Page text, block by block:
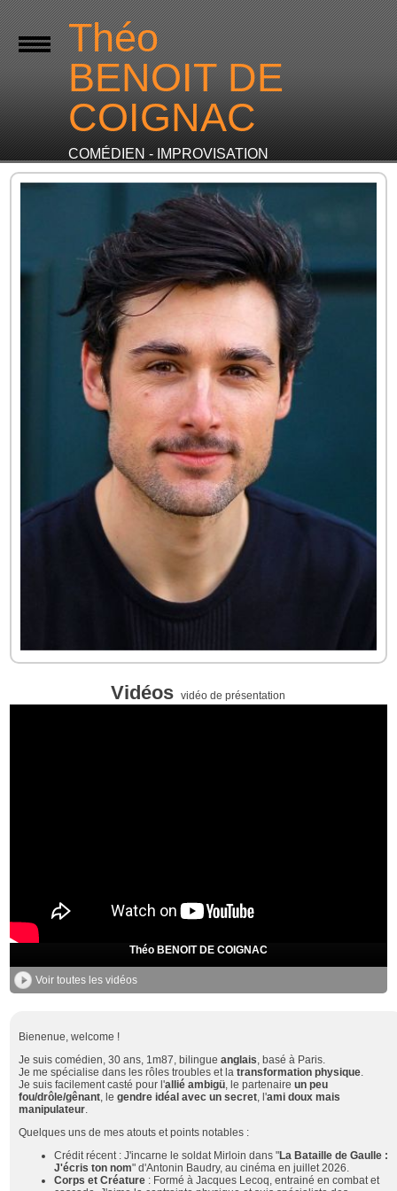
Théo
BENOIT DE
COIGNAC
COMÉDIEN - IMPROVISATION
Vidéos vidéo de présentation
Théo BENOIT DE COIGNAC
Voir toutes les vidéos
Bienenue, welcome !
Je suis comédien, 30 ans, 1m87, bilingueanglais , basé à Paris.
Je me spécialise dans les rôles troubles et latransformation physique
Je suis facilement casté pour l'allié ambigü , le partenaireun peu
fou/drôle/gênant , legendre idéal avec un secret , l'ami doux mais
manipulateur
Quelques uns de mes atouts et points notables :
Crédit récent : J'incarne le soldat Mirloin dans "La Bataille de Gaulle :
J'écris ton nom" d'Antonin Baudry, au cinéma en juillet 2026.
Corps et Créature : Formé à Jacques Lecoq, entrainé en combat et